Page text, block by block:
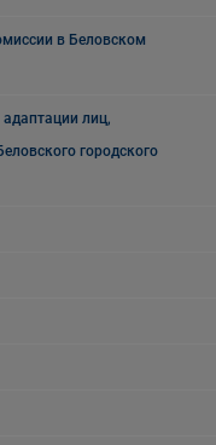
в Беловском
лиц,
городского